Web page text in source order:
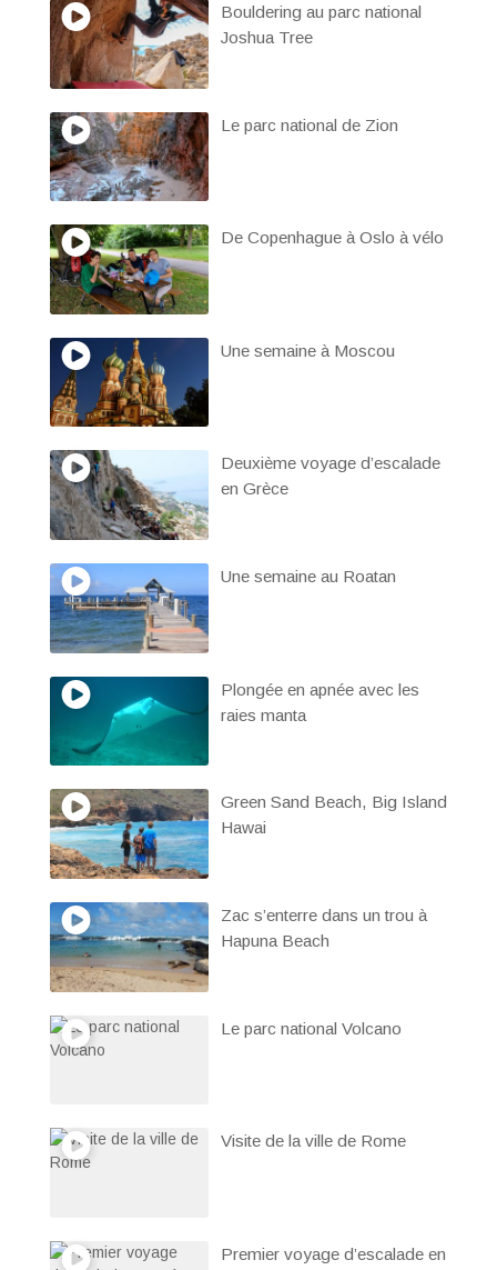
Bouldering au parc national
Joshua Tree
Le parc national de Zion
De Copenhague à Oslo à vélo
Une semaine à Moscou
Deuxième voyage d’escalade
en Grèce
Une semaine au Roatan
Plongée en apnée avec les
raies manta
Green Sand Beach, Big Island
Hawai
Zac s’enterre dans un trou à
Hapuna Beach
Le parc national Volcano
Visite de la ville de Rome
Premier voyage d’escalade en